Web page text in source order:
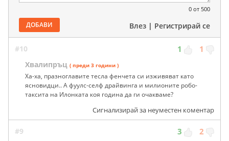
0 от 500
ДОБАВИ Влез | Регистрирай се
#10 1 1
Хвалипръц ( преди 3 години )
Ха-ха, празноглавите тесла фенчета си изживяват като
ясновидци.. А фуулс-селф драйвинга и милионите робо-
таксита на Илонката коя година да ги очакваме?
Сигнализирай за неуместен коментар
#9 3 2